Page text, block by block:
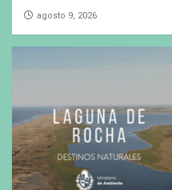
agosto 9, 2026